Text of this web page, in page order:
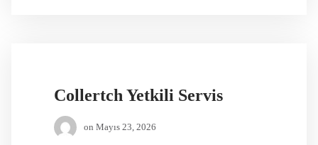
Collertch Yetkili Servis
on Mayıs 23, 2026